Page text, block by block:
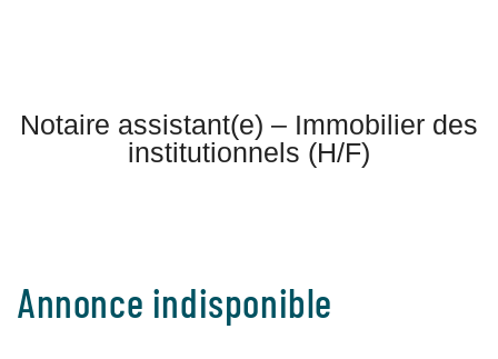
Notaire assistant(e) – Immobilier des
institutionnels (H/F)
Annonce indisponible